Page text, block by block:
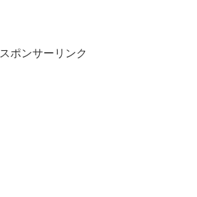
スポンサーリンク